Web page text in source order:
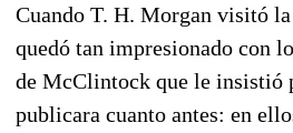
Cuando T. H. Morgan visitó
quedó tan impresionado con
de McClintock que le insistió
publicara cuanto antes: en